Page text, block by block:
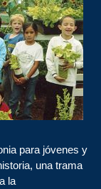
para jóvenes y
una trama
la